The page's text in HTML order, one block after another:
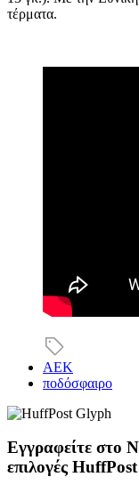
τέρματα.
ΑΕΚ
ποδόσφαιρο
Εγγραφείτε στο
επιλογές HuffPost